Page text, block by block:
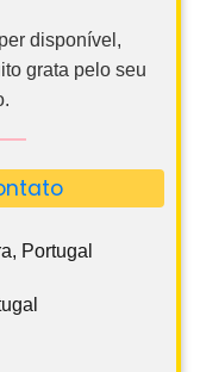
disponível,
grata pelo seu
Portugal